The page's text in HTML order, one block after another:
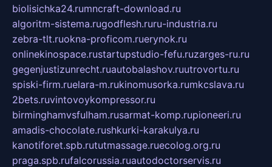
biolisichka24.rumncraft-download.ru
algoritm-sistema.rugodflesh.ruru-industria.ru
zebra-tlt.ruokna-proficom.ruerynok.ru
onlinekinospace.rustartupstudio-fefu.ruzarges-ru.ru
gegenjustizunrecht.ruautobalashov.ruutrovortu.ru
spiski-firm.ruelara-m.rukinomusorka.rumkcslava.ru
2bets.ruvintovoykompressor.ru
birminghamvsfulham.rusarmat-komp.rupioneeri.ru
amadis-chocolate.rushkurki-karakulya.ru
kanotiforet.spb.rututmassage.ruecolog.org.ru
praga.spb.rufalcorussia.ruautodoctorservis.ru